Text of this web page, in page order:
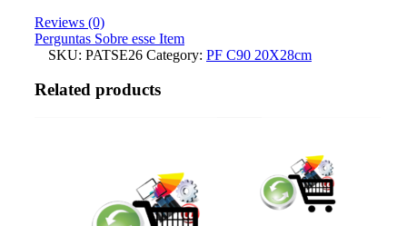
Reviews (0)
Perguntas Sobre esse Item
SKU: PATSE26 Category: PF C90 20X28cm
Related products